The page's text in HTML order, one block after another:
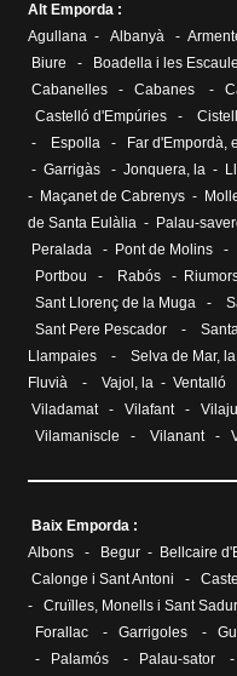
Alt Emporda :
Agullana - Albanyà -
Biure - Boadella i les
Cabanelles - Cabanes -
Castelló d'Empúries -
-
Espolla - Far d'Empordà, el
- Garrigàs - Jonquera, la -
-
Maçanet de Cabrenys -
de Santa Eulàlia - Palau-
Peralada - Pont de Molins -
Portbou - Rabós -
Sant Llorenç de la Muga -
Sant Pere Pescador -
Llampaies - Selva de Mar, la
Fluvià - Vajol, la - Ventalló
Viladamat- Vilafant-
Vilamaniscle
- Vilanant-
Baix Emporda :
Albons
- Begur - Bellcaire
Calonge i Sant Antoni
-
- Cruïlles, Monells i Sant
Forallac - Garrigoles -
-
Palamós - Palau-sator -